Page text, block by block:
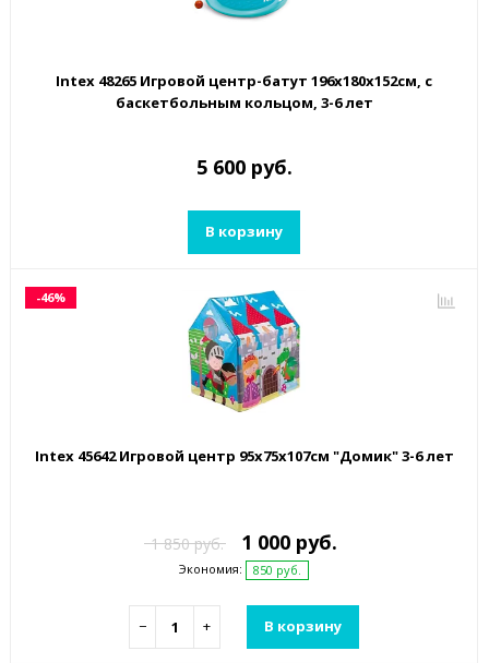
Intex 48265 Игровой центр-батут 196х180х152см, с
баскетбольным кольцом, 3-6 лет
5 600 руб.
В корзину
-46%
Intex 45642 Игровой центр 95х75х107см "Домик" 3-6 лет
1 850 руб. 1 000 руб.
Экономия: 850 руб.
− + В корзину